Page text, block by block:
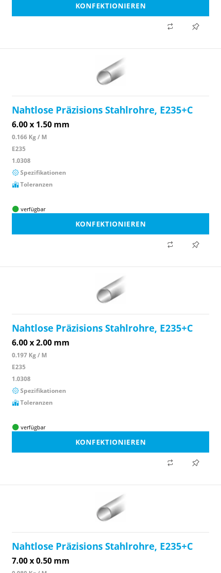
KONFEKTIONIEREN
Nahtlose Präzisions Stahlrohre, E235+C
6.00 x 1.50 mm
0.166 Kg / M
E235
1.0308
Spezifikationen
Toleranzen
verfügbar
KONFEKTIONIEREN
Nahtlose Präzisions Stahlrohre, E235+C
6.00 x 2.00 mm
0.197 Kg / M
E235
1.0308
Spezifikationen
Toleranzen
verfügbar
KONFEKTIONIEREN
Nahtlose Präzisions Stahlrohre, E235+C
7.00 x 0.50 mm